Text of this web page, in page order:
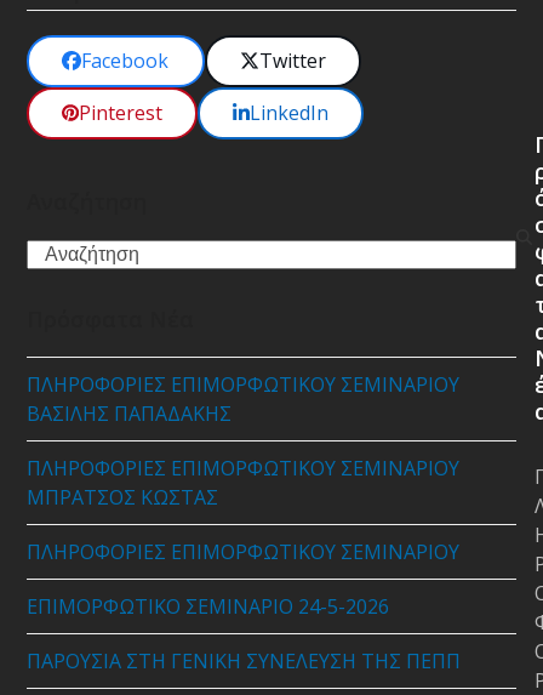
Facebook
Twitter
Pinterest
LinkedIn
Search
ΠΛΗΡΟΦΟΡΙΕΣ ΕΠΙΜΟΡΦΩΤΙΚΟΥ ΣΕΜΙΝΑΡΙΟΥ
ΒΑΣΙΛΗΣ ΠΑΠΑΔΑΚΗΣ
ΠΛΗΡΟΦΟΡΙΕΣ ΕΠΙΜΟΡΦΩΤΙΚΟΥ ΣΕΜΙΝΑΡΙΟΥ
ΜΠΡΑΤΣΟΣ ΚΩΣΤΑΣ
ΠΛΗΡΟΦΟΡΙΕΣ ΕΠΙΜΟΡΦΩΤΙΚΟΥ ΣΕΜΙΝΑΡΙΟΥ
ΕΠΙΜΟΡΦΩΤΙΚΟ ΣΕΜΙΝΑΡΙΟ 24-5-2026
ΠΑΡΟΥΣΙΑ ΣΤΗ ΓΕΝΙΚΗ ΣΥΝΕΛΕΥΣΗ ΤΗΣ ΠΕΠΠ